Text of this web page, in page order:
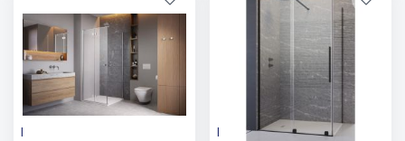
Radaway Essenza
Radaway ścianka